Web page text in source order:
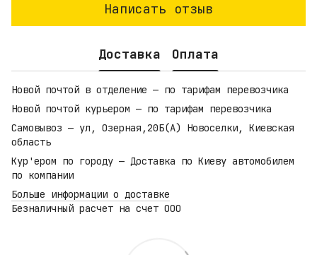
Написать отзыв
Доставка Оплата
Новой почтой в отделение — по тарифам перевозчика
Новой почтой курьером — по тарифам перевозчика
Самовывоз — ул, Озерная,20Б(А) Новоселки, Киевская
область
Кур'ером по городу — Доставка по Киеву автомобилем
по компании
Больше информации о доставке
Безналичный расчет на счет ООО